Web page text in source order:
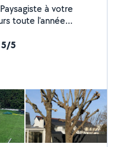
à votre
toute l'année
vos espaces verts et
l'entretien régulier ou
et à votre
fait. Déplacement sur
parisienne
Devis gratuit sur
5/5